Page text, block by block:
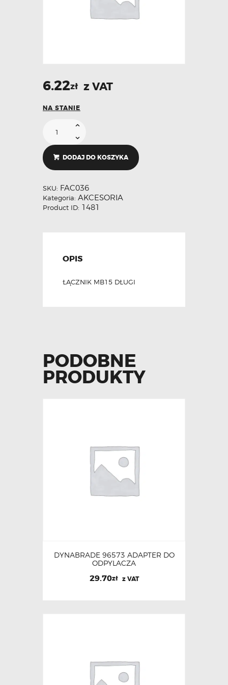
6.22zł z VAT
NA STANIE
DODAJ DO KOSZYKA
SKU: FAC036
Kategoria: AKCESORIA
Product ID: 1481
OPIS
ŁĄCZNIK MB15 DŁUGI
PODOBNE
PRODUKTY
DYNABRADE 96573 ADAPTER DO
ODPYLACZA
29.70zł z VAT